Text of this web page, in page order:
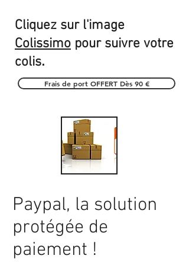
Cliquez sur l'image
Colissimo pour suivre votre
colis.
Frais de port OFFERT Dès 90 €
Paypal, la solution
protégée de
paiement !